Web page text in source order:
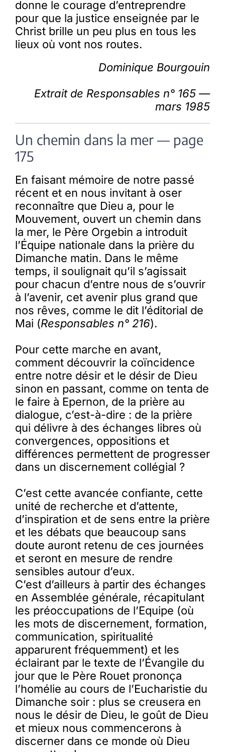
donne le courage d’entreprendre
pour que la justice enseignée par le
Christ brille un peu plus en tous les
lieux où vont nos routes.
Dominique Bourgouin
Extrait de Responsables n° 165 —
mars 1985
Un chemin dans la mer — page
175
En faisant mémoire de notre passé
récent et en nous invitant à oser
reconnaître que Dieu a, pour le
Mouvement, ouvert un chemin dans
la mer, le Père Orgebin a introduit
l’Équipe nationale dans la prière du
Dimanche matin. Dans le même
temps, il soulignait qu’il s’agissait
pour chacun d’entre nous de s’ouvrir
à l’avenir, cet avenir plus grand que
nos rêves, comme le dit l’éditorial de
Mai (Responsables n° 216).
Pour cette marche en avant,
comment découvrir la coïncidence
entre notre désir et le désir de Dieu
sinon en passant, comme on tenta de
le faire à Epernon, de la prière au
dialogue, c’est-à-dire : de la prière
qui délivre à des échanges libres où
convergences, oppositions et
différences permettent de progresser
dans un discernement collégial ?
C’est cette avancée confiante, cette
unité de recherche et d’attente,
d’inspiration et de sens entre la prière
et les débats que beaucoup sans
doute auront retenu de ces journées
et seront en mesure de rendre
sensibles autour d’eux.
C’est d’ailleurs à partir des échanges
en Assemblée générale, récapitulant
les préoccupations de l’Equipe (où
les mots de discernement, formation,
communication, spiritualité
apparurent fréquemment) et les
éclairant par le texte de l’Évangile du
jour que le Père Rouet prononça
l’homélie au cours de l’Eucharistie du
Dimanche soir : plus se creusera en
nous le désir de Dieu, le goût de Dieu
et mieux nous commencerons à
discerner dans ce monde où Dieu